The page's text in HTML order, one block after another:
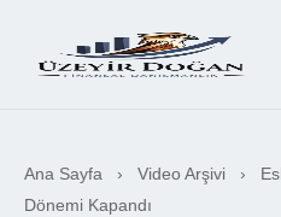
Ana Sayfa › Video Arşivi ›
Dönemi Kapandı